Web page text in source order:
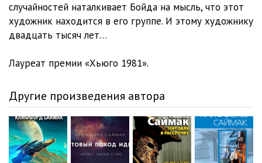
случайностей наталкивает Бойда на мысль, что этот
художник находится в его группе. И этому художнику
двадцать тысяч лет…
Лауреат премии «Хьюго 1981».
Другие произведения автора